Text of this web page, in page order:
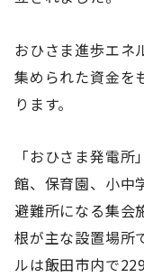
おひさま進歩エネ
集められた資金を
ります。
「おひさま発電
館、保育園、小中
避難所になる集会
根が主な設置場所
ルは飯田市内で